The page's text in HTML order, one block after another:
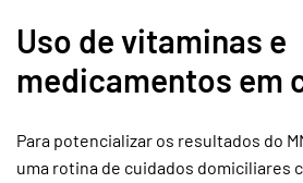
Uso de vitaminas e
medicamentos em
Para potencializar os resultados do
uma rotina de cuidados domiciliares